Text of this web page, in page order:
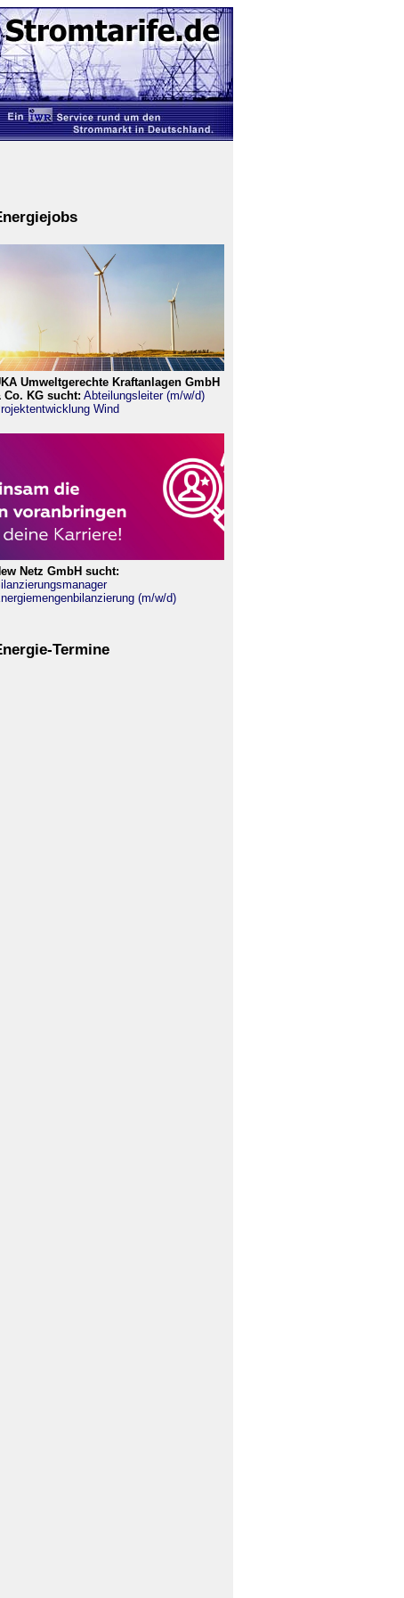
Umweltgerechte Kraftanlagen GmbH
Co. KG sucht: Abteilungsleiter (m/w/d)
Wind
Netz GmbH sucht:
(m/w/d)
Termine